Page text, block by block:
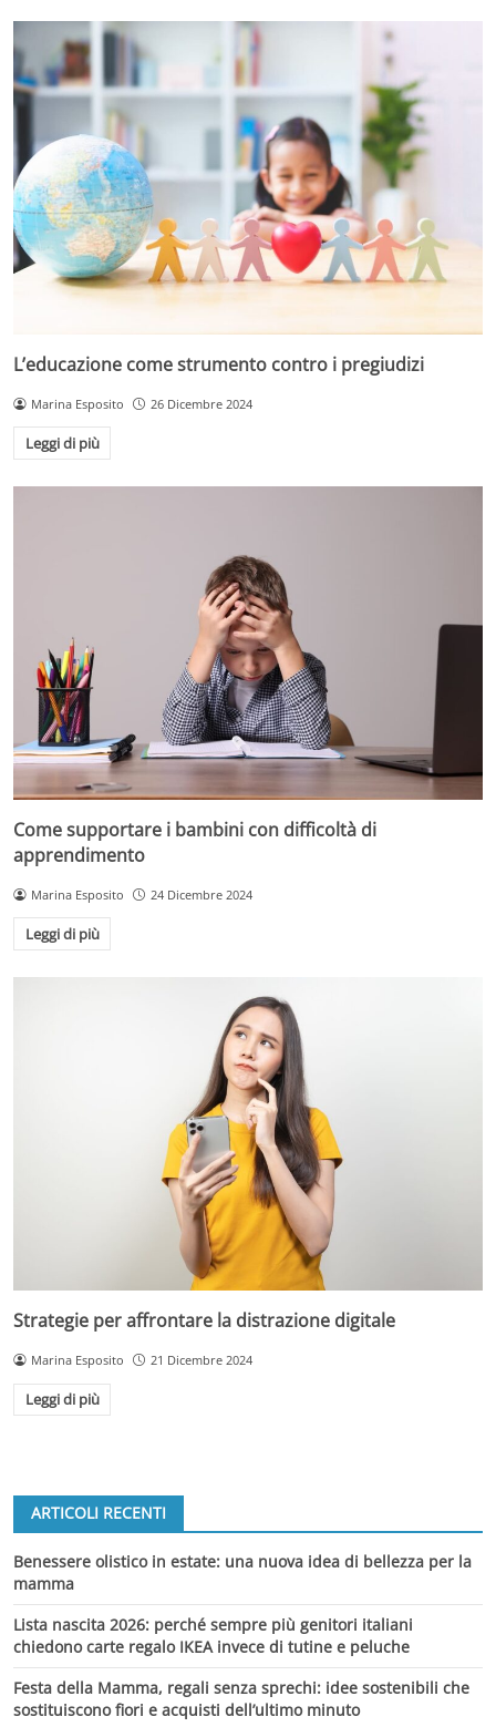
L’educazione come strumento contro i pregiudizi
Marina Esposito 26 Dicembre 2024
Leggi di più
Come supportare i bambini con difficoltà di
apprendimento
Marina Esposito 24 Dicembre 2024
Leggi di più
Strategie per affrontare la distrazione digitale
Marina Esposito 21 Dicembre 2024
Leggi di più
ARTICOLI RECENTI
Benessere olistico in estate: una nuova idea di bellezza per la
mamma
Lista nascita 2026: perché sempre più genitori italiani
chiedono carte regalo IKEA invece di tutine e peluche
Festa della Mamma, regali senza sprechi: idee sostenibili che
sostituiscono fiori e acquisti dell’ultimo minuto